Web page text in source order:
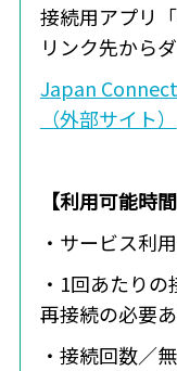
接続用アプリ
リンク先から
Japan
（外部サイト）
【利用可能時
・サービス利
・1回あたり
再接続の必要あ
・接続回数／